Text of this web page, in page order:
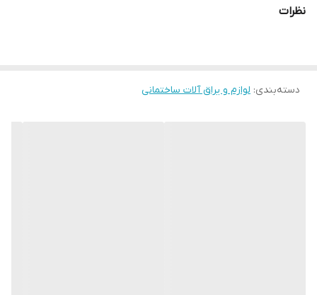
نظرات
دسته‌بندی: لوازم و یراق آلات ساختمانی